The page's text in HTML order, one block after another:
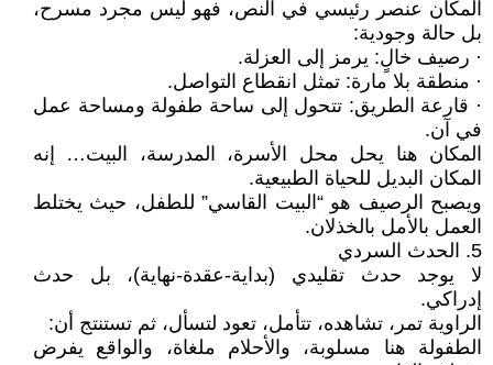
المكان عنصر رئيسي في النص، فهو ليس مجرد مسرح،
بل حالة وجودية:
· رصيف خالٍ: يرمز إلى العزلة.
· منطقة بلا مارة: تمثل انقطاع التواصل.
· قارعة الطريق: تتحول إلى ساحة طفولة ومساحة عمل
في آن.
المكان هنا يحل محل الأسرة، المدرسة، البيت… إنه
المكان البديل للحياة الطبيعية.
ويصبح الرصيف هو “البيت القاسي” للطفل، حيث يختلط
العمل بالأمل بالخذلان.
5. الحدث السردي
لا يوجد حدث تقليدي (بداية-عقدة-نهاية)، بل حدث
إدراكي.
الراوية تمر، تشاهده، تتأمل، تعود لتسأل، ثم تستنتج أن:
الطفولة هنا مسلوبة، والأحلام ملغاة، والواقع يفرض